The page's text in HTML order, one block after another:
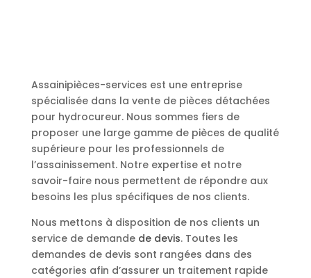
Assainipièces-services est une entreprise
spécialisée dans la vente de pièces détachées
pour hydrocureur. Nous sommes fiers de
proposer une large gamme de pièces de qualité
supérieure pour les professionnels de
l’assainissement. Notre expertise et notre
savoir-faire nous permettent de répondre aux
besoins les plus spécifiques de nos clients.
Nous mettons à disposition de nos clients un
service de demande de devis. Toutes les
demandes de devis sont rangées dans des
catégories afin d’assurer un traitement rapide